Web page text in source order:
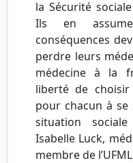
la Sécurité
Ils en
conséquences
perdre leurs
médecine à la
liberté de
pour chacun à
situation
Isabelle Luck,
membre de